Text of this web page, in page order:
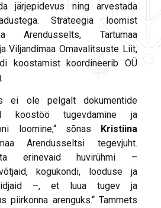
järjepidevus ning arvestada
Strateegia loomist
Arendusselts, Tartumaa
Viljandimaa Omavalitsuste Liit,
koostamist koordineerib OÜ
ei ole pelgalt dokumentide
koostöö tugevdamine ja
loomine,“ sõnas Kristiina
Arendusseltsi tegevjuht.
erinevaid huvirühmi –
kogukondi, looduse ja
–, et luua tugev ja
piirkonna arenguks.“ Tammets